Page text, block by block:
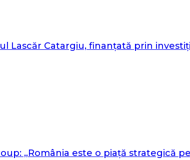
Lascăr Catargiu, finanțată prin
„România este o piață